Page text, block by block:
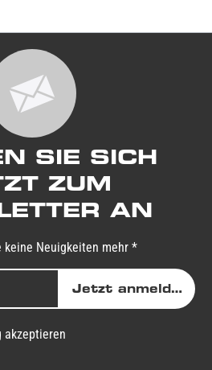
SIE SICH
ZUM
AN
keine Neuigkeiten mehr *
Jetzt anmelden
akzeptieren